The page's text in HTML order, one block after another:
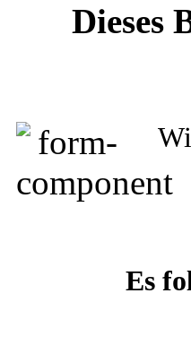
Dieses
Es